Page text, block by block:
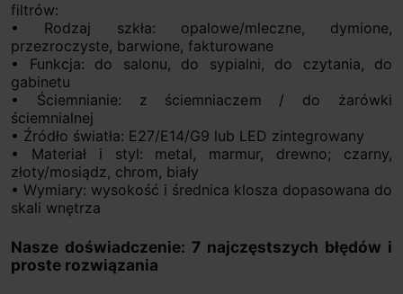
filtrów:
• Rodzaj szkła: opalowe/mleczne, dymione,
przezroczyste, barwione, fakturowane
• Funkcja: do salonu, do sypialni, do czytania, do
gabinetu
• Ściemnianie: z ściemniaczem / do żarówki
ściemnialnej
• Źródło światła: E27/E14/G9 lub LED zintegrowany
• Materiał i styl: metal, marmur, drewno; czarny,
złoty/mosiądz, chrom, biały
• Wymiary: wysokość i średnica klosza dopasowana do
skali wnętrza
Nasze doświadczenie: 7 najczęstszych błędów i
proste rozwiązania